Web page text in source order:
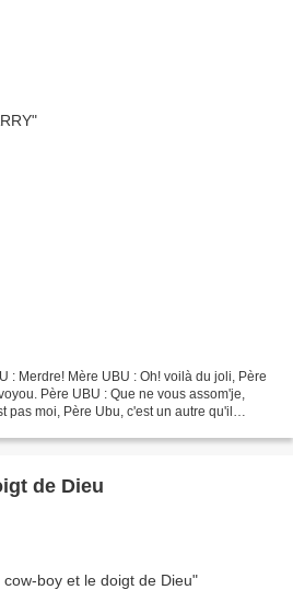
: Merdre! Mère UBU : Oh! voilà du joli, Père
Père UBU : Que ne vous assom'je,
pas moi, Père Ubu, c'est un autre qu'il
de Dieu